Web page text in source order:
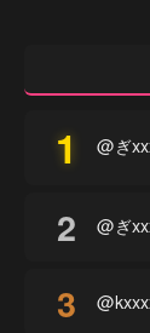
1 @ぎ
2 @ぎ
3